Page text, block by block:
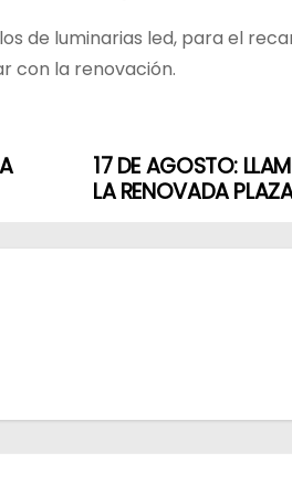
de luminarias led, para el
con la renovación.
17 DE AGOSTO:
LA RENOVADA